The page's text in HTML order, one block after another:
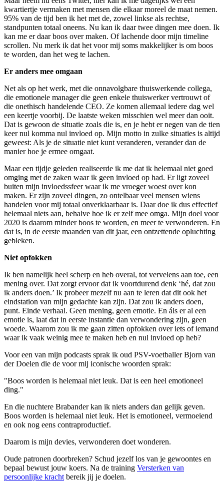
kwartiertje vermaken met mensen die elkaar moreel de maat nemen.
95% van de tijd ben ik het met de, zowel linkse als rechtse,
standpunten totaal oneens. Nu kan ik daar twee dingen mee doen. Ik
kan me er daar boos over maken. Of lachende door mijn timeline
scrollen. Nu merk ik dat het voor mij soms makkelijker is om boos
te worden, dan het weg te lachen.
Er anders mee omgaan
Net als op het werk, met die onnavolgbare thuiswerkende collega,
die emotionele manager die geen enkele thuiswerker vertrouwt of
die onethisch handelende CEO. Ze komen allemaal iedere dag wel
een keertje voorbij. De laatste weken misschien wel meer dan ooit.
Dat is gewoon de situatie zoals die is, en je hebt er negen van de tien
keer nul komma nul invloed op. Mijn motto in zulke situaties is altijd
geweest: Als je de situatie niet kunt veranderen, verander dan de
manier hoe je ermee omgaat.
Maar een tijdje geleden realiseerde ik me dat ik helemaal niet goed
omging met de zaken waar ik geen invloed op had. Er ligt zoveel
buiten mijn invloedssfeer waar ik me vroeger woest over kon
maken. Er zijn zoveel dingen, zo ontelbaar veel mensen wiens
handelen voor mij totaal onverklaarbaar is. Daar doe ik dus effectief
helemaal niets aan, behalve hoe ik er zelf mee omga. Mijn doel voor
2020 is daarom minder boos te worden, en meer te verwonderen. En
dat is, in de eerste maanden van dit jaar, een ontzettende opluchting
gebleken.
Niet opfokken
Ik ben namelijk heel scherp en heb overal, tot vervelens aan toe, een
mening over. Dat zorgt ervoor dat ik voortdurend denk ‘hé, dat zou
ik anders doen.’ Ik probeer mezelf nu aan te leren dat dit ook het
eindstation van mijn gedachte kan zijn. Dat zou ik anders doen,
punt. Einde verhaal. Geen mening, geen emotie. En áls er al een
emotie is, laat dat in eerste instantie dan verwondering zijn, geen
woede. Waarom zou ik me gaan zitten opfokken over iets of iemand
waar ik vaak weinig mee te maken heb en nul invloed op heb?
Voor een van mijn podcasts sprak ik oud PSV-voetballer Bjorn van
der Doelen die de voor mij iconische woorden sprak:
"Boos worden is helemaal niet leuk. Dat is een heel emotioneel
ding."
En die nuchtere Brabander kan ik niets anders dan gelijk geven.
Boos worden is helemaal niet leuk. Het is emotioneel, vermoeiend
en ook nog eens contraproductief.
Daarom is mijn devies, verwonderen doet wonderen.
Oude patronen doorbreken? Schud jezelf los van je gewoontes en
bepaal bewust jouw koers. Na de training Versterken van
persoonlijke krachtbereik jij je doelen.